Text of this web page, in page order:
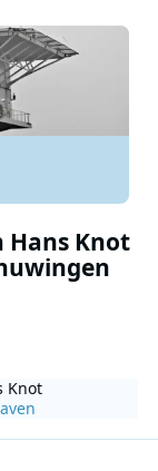
Hans Knot
Knot